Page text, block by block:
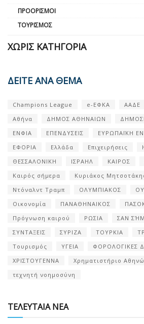
ΠΡΟΟΡΙΣΜΟΊ
ΤΟΥΡΙΣΜΌΣ
ΧΩΡΊΣ ΚΑΤΗΓΟΡΊΑ
ΔΕΙΤΕ ΑΝΑ ΘΕΜΑ
Champions League e-ΕΦΚΑ ΑΑΔΕ
Αθήνα
ΔΗΜΟΣ ΑΘΗΝΑΙΩΝ
ΕΝΦΙΑ
ΕΠΕΝΔΥΣΕΙΣ ΕΥΡΩΠΑΪΚΗ
ΕΦΟΡΙΑ
Ελλάδα Επιχειρήσεις
ΘΕΣΣΑΛΟΝΙΚΗ
ΙΣΡΑΗΛ ΚΑΙΡΟΣ
Καιρός σήμερα
Κυριάκος
Ντόναλντ Τραμπ
ΟΛΥΜΠΙΑΚΟΣ
Οικονομία
ΠΑΝΑΘΗΝΑΙΚΟΣ
Πρόγνωση καιρού
ΡΩΣΙΑ ΣΑΝ
ΣΥΝΤΑΞΕΙΣ
ΣΥΡΙΖΑ ΤΟΥΡΚΙΑ
Τουρισμός
ΥΓΕΙΑ
ΦΟΡΟΛΟΓΙΚΕΣ
ΧΡΙΣΤΟΥΓΕΝΝΑ
Χρηματιστήριο
τεχνητή νοημοσύνη
ΤΕΛΕΥΤΑΙΑ ΝΕΑ